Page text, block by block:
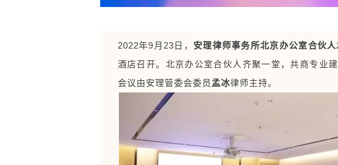
2022年9月23日， 安理律师事务所北京办公室合伙
酒店召开。北京办公室合伙人齐聚一堂，共商专业
会议由安理管委会委员 孟冰律师主持。